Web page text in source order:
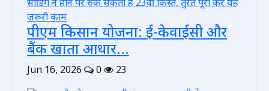
पीएम किसान योजना: ई-केवाईसी और
बैंक खाता आधार...
Jun 16, 2026 0 23